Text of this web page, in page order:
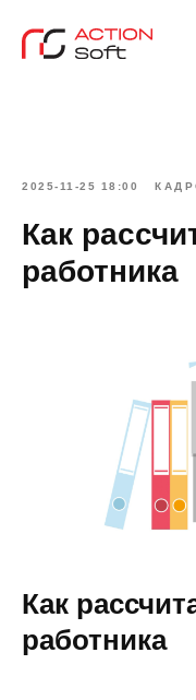
2025-11-25 18:00
Как
работника
Как
работника